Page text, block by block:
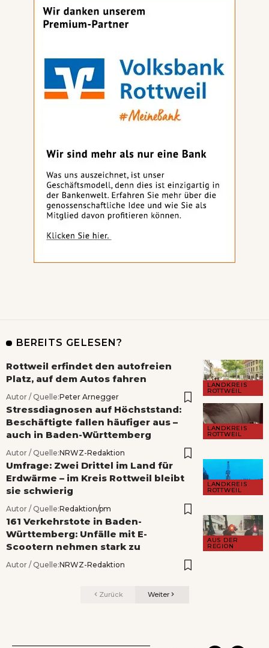
BEREITS GELESEN?
LANDKREIS
ROTTWEIL
Rottweil erfindet den autofreien
Platz, auf dem Autos fahren
Autor / Quelle:Peter Arnegger
LANDKREIS
ROTTWEIL
Stressdiagnosen auf Höchststand:
Beschäftigte fallen häufiger aus –
auch in Baden-Württemberg
Autor / Quelle:NRWZ-Redaktion
LANDKREIS
ROTTWEIL
Umfrage: Zwei Drittel im Land für
Erdwärme – im Kreis Rottweil bleibt
sie schwierig
Autor / Quelle:Redaktion/pm
AUS DER
REGION
161 Verkehrstote in Baden-
Württemberg: Unfälle mit E-
Scootern nehmen stark zu
Autor / Quelle:NRWZ-Redaktion
Zurück Weiter